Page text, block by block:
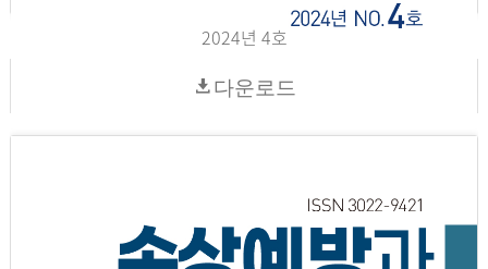
2024년 4호
다운로드